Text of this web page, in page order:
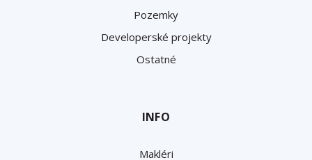
Pozemky
Developerské projekty
Ostatné
INFO
Makléri